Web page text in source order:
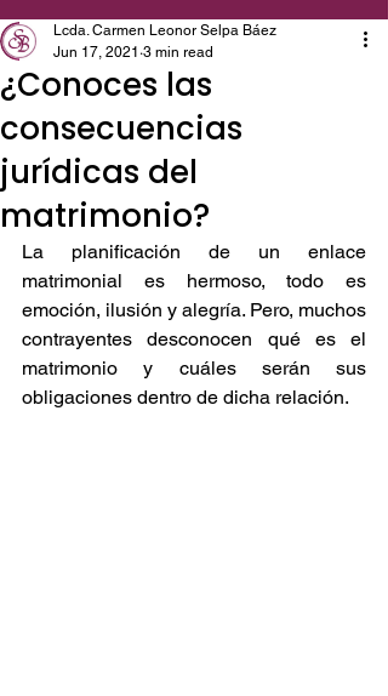
¿Conoces las
consecuencias
jurídicas del
matrimonio?
Lcda. Carmen Leonor Selpa Báez
Jun 17, 2021 3 min read
La planificación de un enlace
matrimonial es hermoso, todo es
emoción, ilusión y alegría. Pero, muchos
contrayentes desconocen qué es el
matrimonio y cuáles serán sus
obligaciones dentro de dicha relación.